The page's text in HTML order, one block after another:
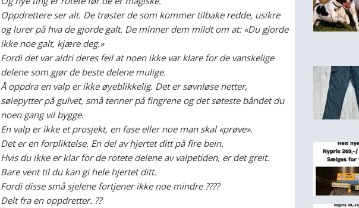
Oppdrettere ser alt. De trøster de som kommer tilbake redde, usikre
og lurer på hva de gjorde galt. De minner dem mildt om at: «Du gjorde
ikke noe galt, kjære deg.»
Fordi det var aldri deres feil at noen ikke var klare for de vanskelige
delene som gjør de beste delene mulige.
Å oppdra en valp er ikke øyeblikkelig. Det er søvnløse netter,
sølepytter på gulvet, små tenner på fingrene og det søteste båndet du
noen gang vil bygge.
En valp er ikke et prosjekt, en fase eller noe man skal «prøve».
Det er en forpliktelse. En del av hjertet ditt på fire bein.
Hvis du ikke er klar for de rotete delene av valpetiden, er det greit.
Bare vent til du kan gi hele hjertet ditt.
Fordi disse små sjelene fortjener ikke noe mindre ????
Delt fra en oppdretter. ??